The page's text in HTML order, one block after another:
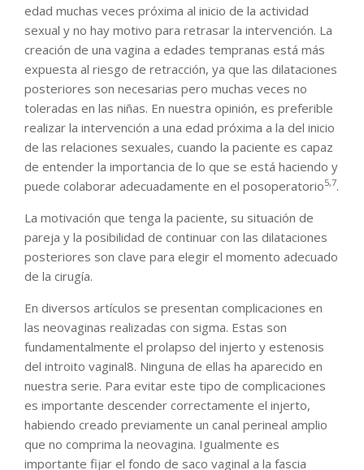
edad muchas veces próxima al inicio de la actividad
sexual y no hay motivo para retrasar la intervención. La
creación de una vagina a edades tempranas está más
expuesta al riesgo de retracción, ya que las dilataciones
posteriores son necesarias pero muchas veces no
toleradas en las niñas. En nuestra opinión, es preferible
realizar la intervención a una edad próxima a la del inicio
de las relaciones sexuales, cuando la paciente es capaz
de entender la importancia de lo que se está haciendo y
puede colaborar adecuadamente en el posoperatorio5,7.
La motivación que tenga la paciente, su situación de
pareja y la posibilidad de continuar con las dilataciones
posteriores son clave para elegir el momento adecuado
de la cirugía.
En diversos artículos se presentan complicaciones en
las neovaginas realizadas con sigma. Estas son
fundamentalmente el prolapso del injerto y estenosis
del introito vaginal8. Ninguna de ellas ha aparecido en
nuestra serie. Para evitar este tipo de complicaciones
es importante descender correctamente el injerto,
habiendo creado previamente un canal perineal amplio
que no comprima la neovagina. Igualmente es
importante fijar el fondo de saco vaginal a la fascia